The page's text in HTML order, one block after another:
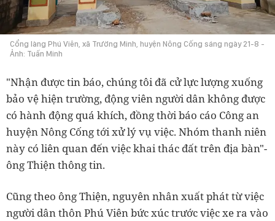
Cổng làng Phú Viên, xã Trường Minh, huyện Nông Cống sáng ngày 21-8 -
Ảnh: Tuấn Minh
"Nhận được tin báo, chúng tôi đã cử lực lượng xuống
bảo vệ hiện trường, động viên người dân không được
có hành động quá khích, đồng thời báo cáo Công an
huyện Nông Cống tới xử lý vụ việc. Nhóm thanh niên
này có liên quan đến việc khai thác đất trên địa bàn"-
ông Thiện thông tin.
Cũng theo ông Thiện, nguyên nhân xuất phát từ việc
người dân thôn Phú Viên bức xúc trước việc xe ra vào